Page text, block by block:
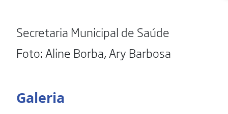
Secretaria Municipal de Saúde
Foto: Aline Borba, Ary Barbosa
Galeria